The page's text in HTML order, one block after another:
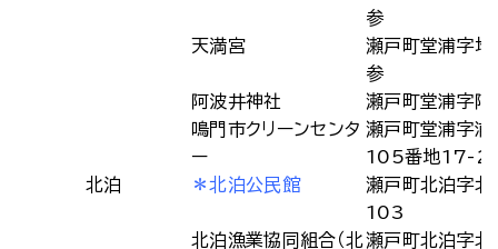
参
天満宮
瀬戸町堂浦字地
参
阿波井神社
瀬戸町堂浦字阿
鳴門市クリーンセンタ
ー
瀬戸町堂浦字浦
105番地17-2
北泊
＊北泊公民館
瀬戸町北泊字北
103
北泊漁業協同組合（北瀬戸町北泊字北